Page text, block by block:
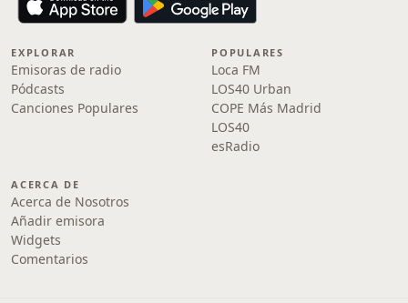
EXPLORAR
Emisoras de radio
Pódcasts
Canciones Populares
POPULARES
Loca FM
LOS40 Urban
COPE Más Madrid
LOS40
esRadio
ACERCA DE
Acerca de Nosotros
Añadir emisora
Widgets
Comentarios